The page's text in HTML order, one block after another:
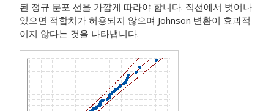
된 정규 분포 선을 가깝게 따라야 합니다. 직선에서 벗어나
있으면 적합치가 허용되지 않으며 Johnson 변환이 효과적
이지 않다는 것을 나타냅니다.